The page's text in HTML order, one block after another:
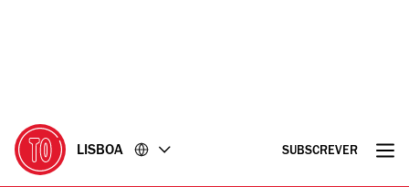
LISBOA SUBSCREVER